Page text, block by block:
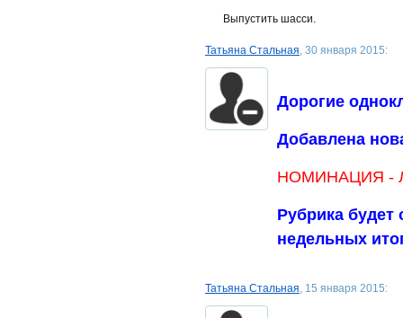
Выпустить шасси.
Татьяна Стальная, 30 января 2015:
Дорогие
Добавлена
НОМИНАЦИЯ -
Рубрика будет
недельных
Татьяна Стальная, 15 января 2015: